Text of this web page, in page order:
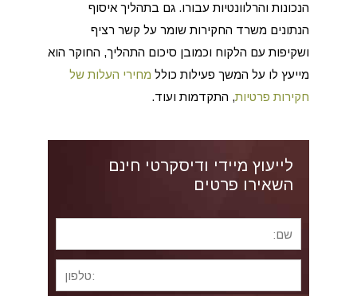
הנכונות והרלוונטיות עבורו. גם בתהליך איסוף
הנתונים משרד החקירות שומר על קשר רציף
ושקיפות עם הלקוח וכמובן סיכום התהליך, החוקר הוא
מייעץ לו על המשך פעילות כולל מחירי העלות של
חקירות פרטיות, התקדמות ועוד.
לייעוץ מיידי ודיסקרטי חינם
השאירו פרטים